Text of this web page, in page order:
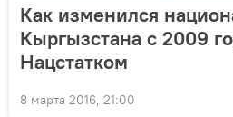
Как изменился
Кыргызстана с 2009
Нацстатком
8 марта 2016, 21:00